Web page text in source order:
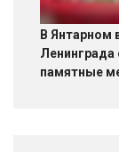
В Янтарном
памятные